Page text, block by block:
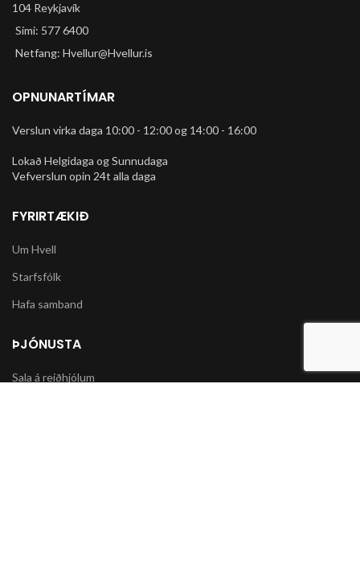
104 Reykjavík
Sími: 577 6400
Netfang: Hvellur@Hvellur.is
OPNUNARTÍMAR
Verslun virka daga 10:00 - 12:00 og 14:00 - 16:00
Lokað Helgidaga og Sunnudaga
Vefverslun opin 24t alla daga
FYRIRTÆKIÐ
Um Hvell
Starfsfólk
Hafa samband
ÞJÓNUSTA
Sala á reiðhjólum